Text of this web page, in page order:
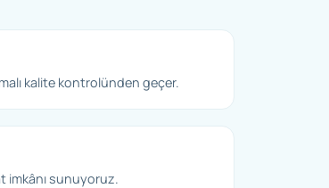
kalite kontrolünden geçer.
imkânı sunuyoruz.